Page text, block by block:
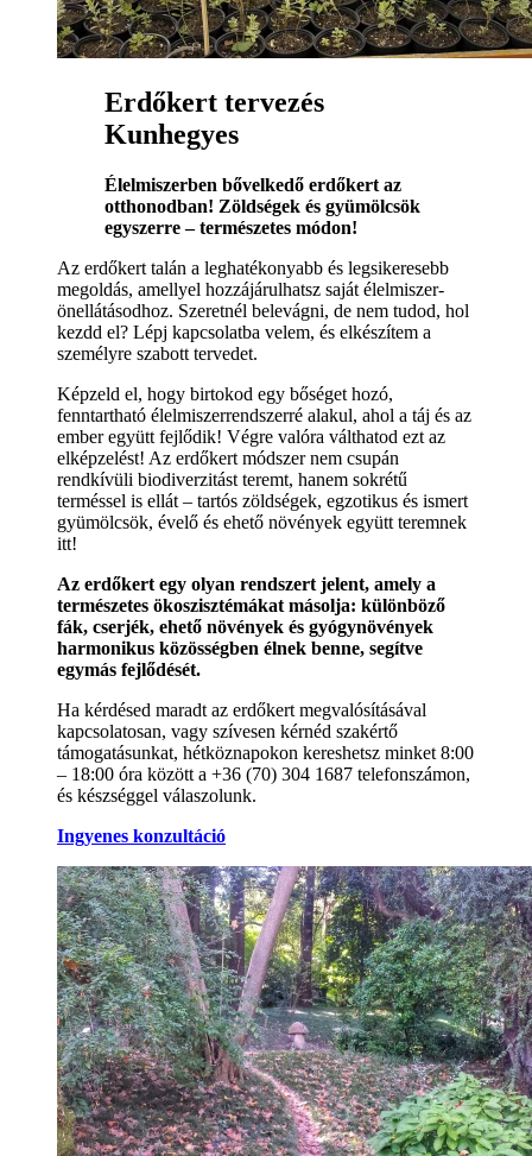
Erdőkert tervezés
Kunhegyes
Élelmiszerben bővelkedő erdőkert az
otthonodban! Zöldségek és gyümölcsök
egyszerre – természetes módon!
Az erdőkert talán a leghatékonyabb és legsikeresebb
megoldás, amellyel hozzájárulhatsz saját élelmiszer-
önellátásodhoz. Szeretnél belevágni, de nem tudod, hol
kezdd el? Lépj kapcsolatba velem, és elkészítem a
személyre szabott tervedet.
Képzeld el, hogy birtokod egy bőséget hozó,
fenntartható élelmiszerrendszerré alakul, ahol a táj és az
ember együtt fejlődik! Végre valóra válthatod ezt az
elképzelést! Az erdőkert módszer nem csupán
rendkívüli biodiverzitást teremt, hanem sokrétű
terméssel is ellát – tartós zöldségek, egzotikus és ismert
gyümölcsök, évelő és ehető növények együtt teremnek
itt!
Az erdőkert egy olyan rendszert jelent, amely a
természetes ökoszisztémákat másolja: különböző
fák, cserjék, ehető növények és gyógynövények
harmonikus közösségben élnek benne, segítve
egymás fejlődését.
Ha kérdésed maradt az erdőkert megvalósításával
kapcsolatosan, vagy szívesen kérnéd szakértő
támogatásunkat, hétköznapokon kereshetsz minket 8:00
– 18:00 óra között a +36 (70) 304 1687 telefonszámon,
és készséggel válaszolunk.
Ingyenes konzultáció